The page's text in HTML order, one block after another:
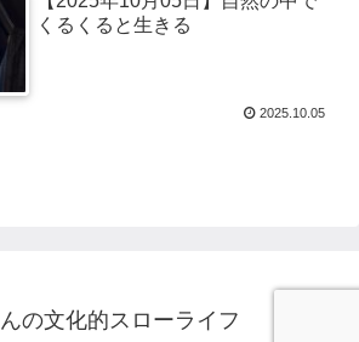
くるくると生きる
2025.10.05
の文化的スローライフ